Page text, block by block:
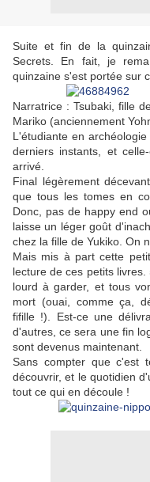
Suite et fin de la
Secrets. En fait, je
quinzaine s'est portée sur
Narratrice : Tsubaki, fille
Mariko (anciennement
L'étudiante en
derniers instants, et
arrivé.
Final légèrement
que tous les tomes en
Donc, pas de happy end
laisse un léger goût
chez la fille de Yukiko. On
Mais mis à part cette
lecture de ces petits
lourd à garder, et tous
mort (ouai, comme ça,
fifille !). Est-ce une
d'autres, ce sera une fin
sont devenus maintenant.
Sans compter que c'est
découvrir, et le quotidien
tout ce qui en découle !